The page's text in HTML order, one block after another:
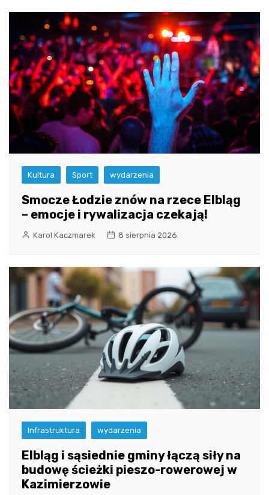
Kultura Sport wydarzenia
Smocze Łodzie znów na rzece Elbląg
– emocje i rywalizacja czekają!
Karol Kaczmarek 8 sierpnia 2026
Infrastruktura wydarzenia
Elbląg i sąsiednie gminy łączą siły na
budowę ścieżki pieszo-rowerowej w
Kazimierzowie